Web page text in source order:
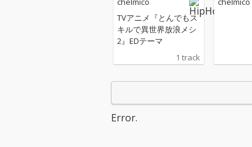
TVアニメ『とんでもス
キルで異世界放浪メシ
2』EDテーマ
1 track
Error.